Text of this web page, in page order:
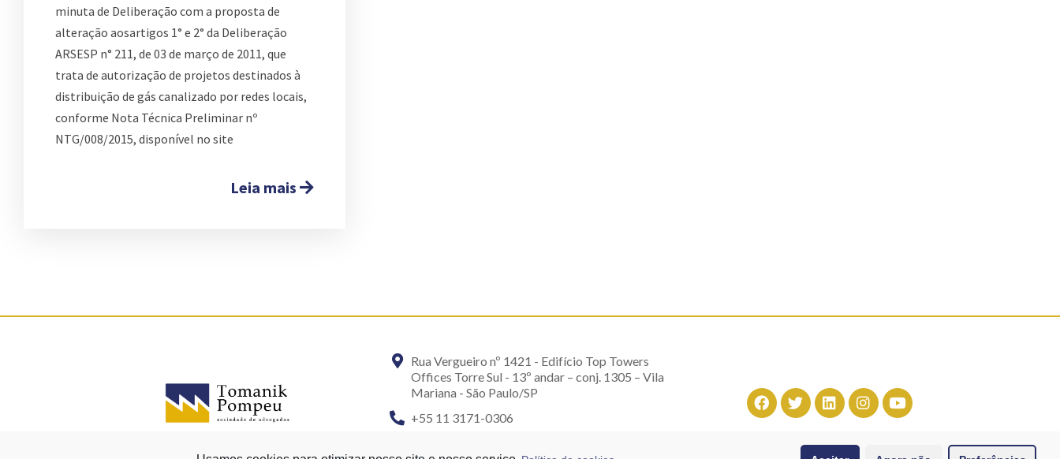
minuta de Deliberação com a proposta de
alteração aosartigos 1° e 2° da Deliberação
ARSESP n° 211, de 03 de março de 2011, que
trata de autorização de projetos destinados à
distribuição de gás canalizado por redes locais,
conforme Nota Técnica Preliminar nº
NTG/008/2015, disponível no site
Leia mais
Rua Vergueiro nº 1421 - Edifício Top Towers
Offices Torre Sul - 13º andar – conj. 1305 – Vila
Mariana - São Paulo/SP
+55 11 3171-0306